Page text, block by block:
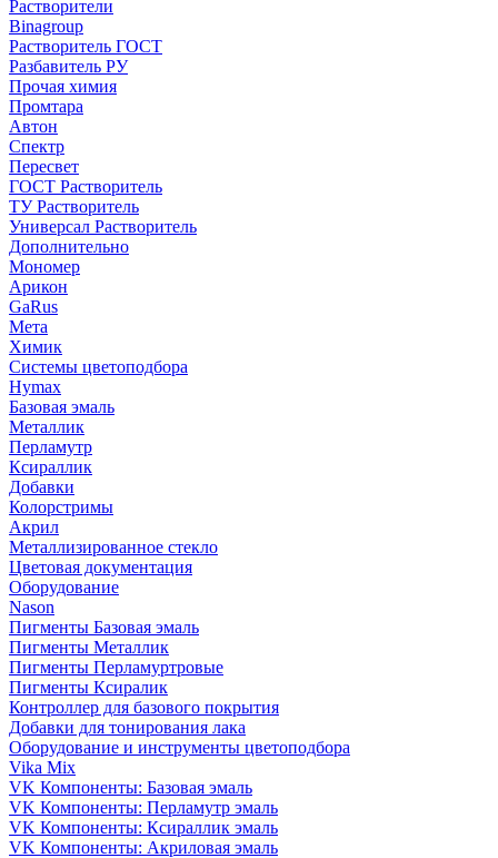
Растворители
Binagroup
Растворитель ГОСТ
Разбавитель РУ
Прочая химия
Промтара
Автон
Спектр
Пересвет
ГОСТ Растворитель
ТУ Растворитель
Универсал Растворитель
Дополнительно
Мономер
Арикон
GaRus
Мета
Химик
Системы цветоподбора
Hymax
Базовая эмаль
Металлик
Перламутр
Ксираллик
Добавки
Колорстримы
Акрил
Металлизированное стекло
Цветовая документация
Оборудование
Nason
Пигменты Базовая эмаль
Пигменты Металлик
Пигменты Перламуртровые
Пигменты Ксиралик
Контроллер для базового покрытия
Добавки для тонирования лака
Оборудование и инструменты цветоподбора
Vika Mix
VK Компоненты: Базовая эмаль
VK Компоненты: Перламутр эмаль
VK Компоненты: Ксираллик эмаль
VK Компоненты: Акриловая эмаль